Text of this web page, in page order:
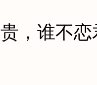
谁不恋